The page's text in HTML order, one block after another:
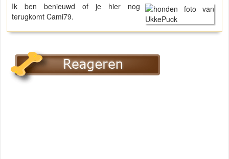
Ik ben benieuwd of je hier nog
terugkomt Cami79.